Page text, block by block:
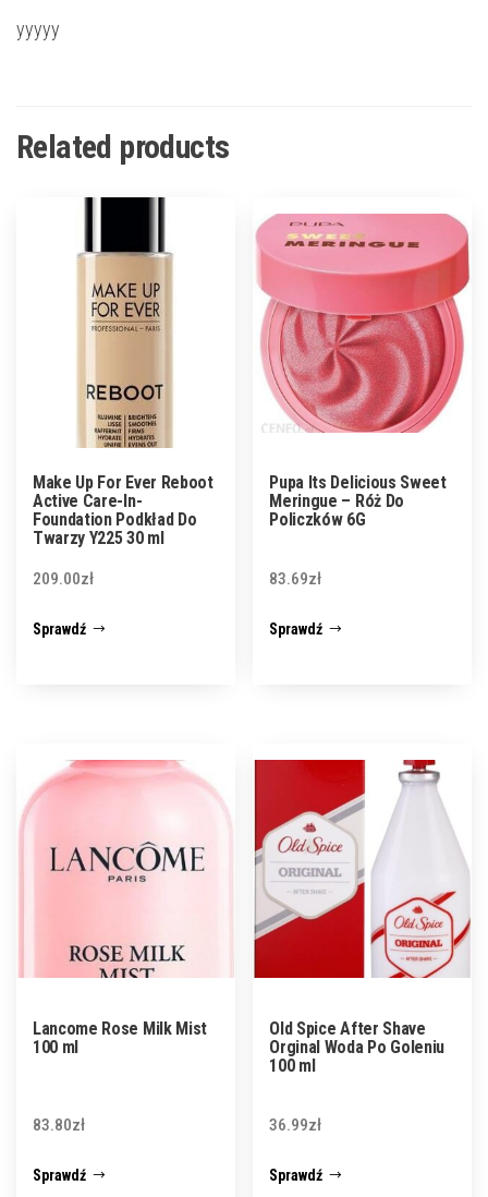
yyyyy
Related products
Make Up For Ever Reboot
Active Care-In-
Foundation Podkład Do
Twarzy Y225 30 ml
209.00zł
Sprawdź
Pupa Its Delicious Sweet
Meringue – Róż Do
Policzków 6G
83.69zł
Sprawdź
Lancome Rose Milk Mist
100 ml
83.80zł
Sprawdź
Old Spice After Shave
Orginal Woda Po Goleniu
100 ml
36.99zł
Sprawdź